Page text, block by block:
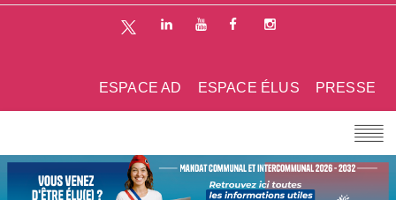
PRESSE
ESPACE ÉLUS
ESPACE AD